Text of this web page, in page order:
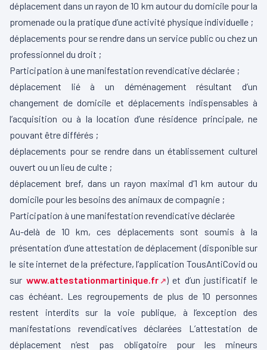
déplacement dans un rayon de 10 km autour du domicile pour la
promenade ou la pratique d’une activité physique individuelle ;
déplacements pour se rendre dans un service public ou chez un
professionnel du droit ;
Participation à une manifestation revendicative déclarée ;
déplacement lié à un déménagement résultant d’un
changement de domicile et déplacements indispensables à
l’acquisition ou à la location d’une résidence principale, ne
pouvant être différés ;
déplacements pour se rendre dans un établissement culturel
ouvert ou un lieu de culte ;
déplacement bref, dans un rayon maximal d’1 km autour du
domicile pour les besoins des animaux de compagnie ;
Participation à une manifestation revendicative déclarée
Au-delà de 10 km, ces déplacements sont soumis à la
présentation d’une attestation de déplacement (disponible sur
le site internet de la préfecture, l’application TousAntiCovid ou
sur www.attestationmartinique.fr
) et d’un justificatif le
cas échéant. Les regroupements de plus de 10 personnes
restent interdits sur la voie publique, à l’exception des
manifestations revendicatives déclarées L’attestation de
déplacement n’est pas obligatoire pour les mineurs